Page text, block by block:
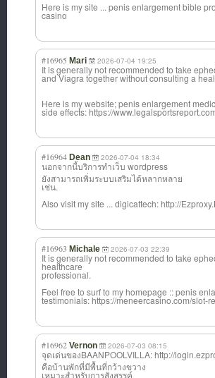
Here is my site ... penis enlargement bible
casino
#16965 Mari 2026-07-04 19:25
It is generally not recommended to take
and Viagra together without consulting a
Here is my website; penis enlargement
side effects: https://
#16964 Dean 2026-07-04 18:34
นอกจากนี้บริการทำเว็บ wordpress
ยังสามารถเพิ่มระบบเสริมได้หลากหลาย
เช่น.
Also visit my site ... digicattech: http://
#16963 Michale 2026-07-03 22:39
It is generally not recommended to take
healthcare
professional.
Feel free to surf to my homepage :: penis
testimonials: https://meneercasino.com/slot-
#16962 Vernon 2026-07-03 08:15
จุดเด่นของBAANPOOLVILLA: http://
คือบ้านพักที่มีพื้นที่กว้างขวาง
เหมาะสำหรับการสังสรรค์